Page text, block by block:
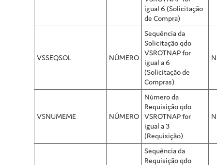
igual 6 (Solicitação
de Compra)
VSSEQSOL NÚMERO
Sequência da
Solicitação qdo
VSROTNAP for
igual a 6
(Solicitação de
Compras)
N
VSNUMEME NÚMERO
Número da
Requisição qdo
VSROTNAP for
igual a 3
(Requisição)
N
Sequência da
Requisição qdo